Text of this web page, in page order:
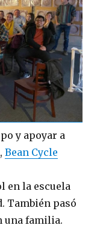
y apoyar a
Bean Cycle
en la escuela
También pasó
una familia.